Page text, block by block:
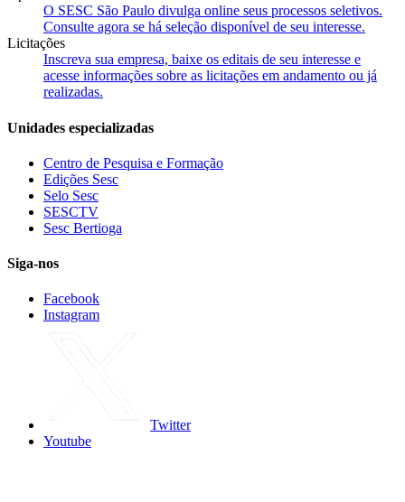
O SESC São Paulo divulga online seus processos seletivos.
Consulte agora se há seleção disponível de seu interesse.
Licitações
Inscreva sua empresa, baixe os editais de seu interesse e
acesse informações sobre as licitações em andamento ou já
realizadas.
Unidades especializadas
Centro de Pesquisa e Formação
Edições Sesc
Selo Sesc
SESCTV
Sesc Bertioga
Siga-nos
Facebook
Instagram
Twitter
Youtube